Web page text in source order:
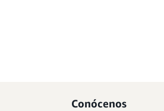
Conócenos